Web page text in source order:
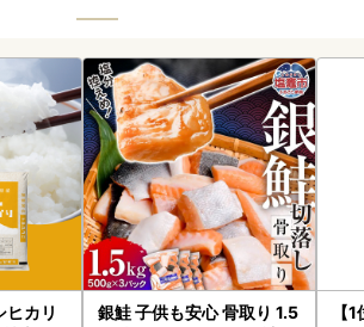
ヒカリ
銀鮭 子供も安心 骨取り 1.5
【